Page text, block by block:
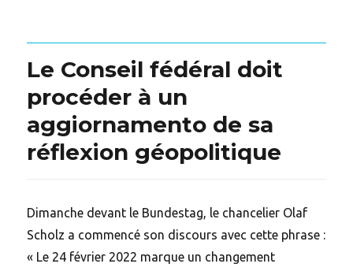
Le Conseil fédéral doit
procéder à un
aggiornamento de sa
réflexion géopolitique
Dimanche devant le Bundestag, le chancelier Olaf
Scholz a commencé son discours avec cette phrase :
« Le 24 février 2022 marque un changement